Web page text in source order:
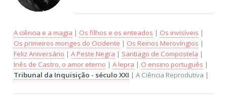
A ciência e a magia | Os filhos e os enteados | Os invisíveis |
Os primeiros monges do Ocidente | Os Reinos Merovíngios |
Feliz Aniversário | A Peste Negra | Santiago de Compostela |
Inês de Castro, o amor eterno | A lepra | O ensino português |
Tribunal da Inquisição - século XXI | A Ciência Reprodutiva |